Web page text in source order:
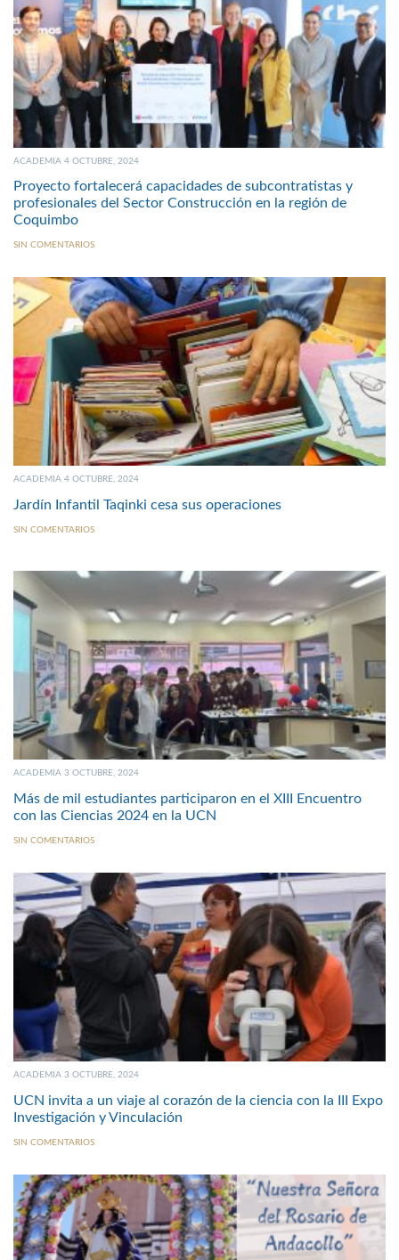
ACADEMIA 4 OCTUBRE, 2024
Proyecto fortalecerá capacidades de subcontratistas y
profesionales del Sector Construcción en la región de
Coquimbo
SIN COMENTARIOS
ACADEMIA 4 OCTUBRE, 2024
Jardín Infantil Taqinki cesa sus operaciones
SIN COMENTARIOS
ACADEMIA 3 OCTUBRE, 2024
Más de mil estudiantes participaron en el XIII Encuentro
con las Ciencias 2024 en la UCN
SIN COMENTARIOS
ACADEMIA 3 OCTUBRE, 2024
UCN invita a un viaje al corazón de la ciencia con la III Expo
Investigación y Vinculación
SIN COMENTARIOS